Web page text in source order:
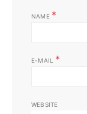
NAME *
E-MAIL *
WEBSITE